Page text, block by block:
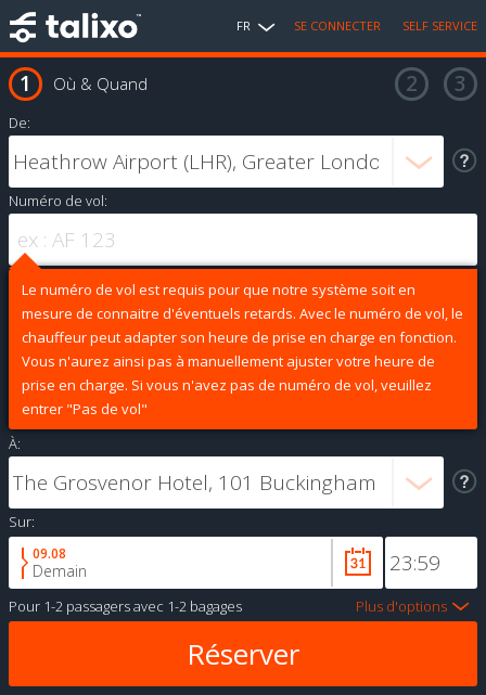
FR SE CONNECTER SELF SERVICE
Où & Quand
De:
Numéro de vol:
Le numéro de vol est requis pour que notre système soit en
mesure de connaitre d'éventuels retards. Avec le numéro de vol, le
chauffeur peut adapter son heure de prise en charge en fonction.
Vous n'aurez ainsi pas à manuellement ajuster votre heure de
prise en charge. Si vous n'avez pas de numéro de vol, veuillez
entrer "Pas de vol"
À:
Sur:
09.08
Demain
Pour 1-2 passagersavec 1-2 bagages Plus d'options